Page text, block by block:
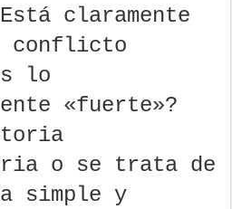
claramente
conflicto
lo
«fuerte»?
o se trata de
simple y